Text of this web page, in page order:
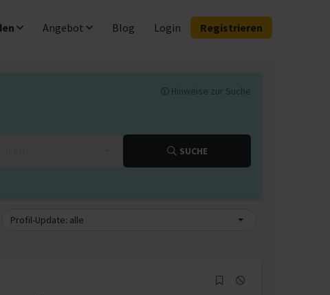
Angebot Blog Login Registrieren
Hinweise zur Suche
SUCHE
Profil-Update: alle